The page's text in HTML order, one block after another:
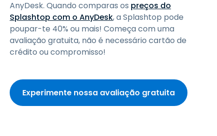
AnyDesk. Quando comparas os preços do
Splashtop com o AnyDesk, a Splashtop pode
poupar-te 40% ou mais! Começa com uma
avaliação gratuita, não é necessário cartão de
crédito ou compromisso!
Experimente nossa avaliação gratuita